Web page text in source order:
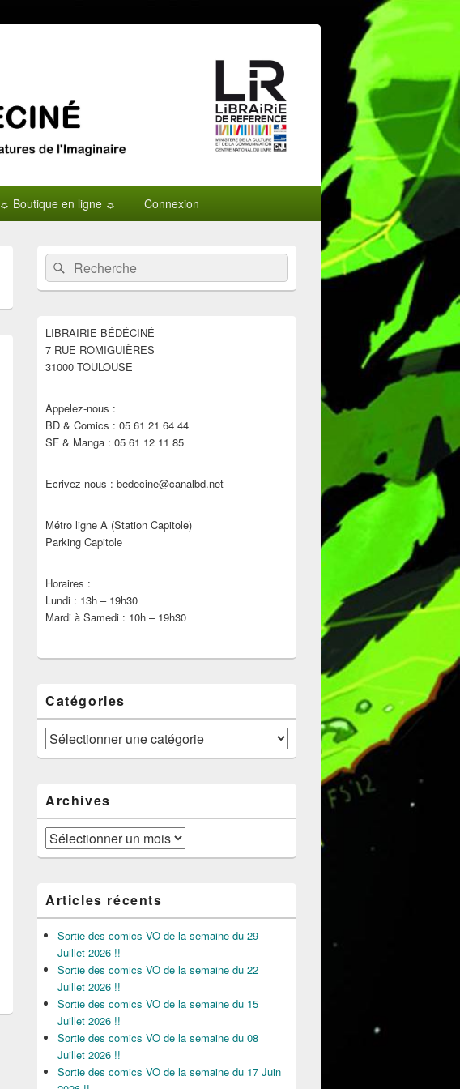
☼ Boutique en ligne ☼ Connexion
Zone
principale
de
widget
barre
latérale
Recherche :Rechercher
LIBRAIRIE BÉDÉCINÉ
7 RUE ROMIGUIÈRES
31000 TOULOUSE
Appelez-nous :
BD & Comics : 05 61 21 64 44
SF & Manga : 05 61 12 11 85
Ecrivez-nous : bedecine@canalbd.net
Métro ligne A (Station Capitole)
Parking Capitole
Horaires :
Lundi : 13h – 19h30
Mardi à Samedi : 10h – 19h30
Catégories
Catégories
Archives
Archives
Articles récents
Sortie des comics VO de la semaine du 29
Juillet 2026 !!
Sortie des comics VO de la semaine du 22
Juillet 2026 !!
Sortie des comics VO de la semaine du 15
Juillet 2026 !!
Sortie des comics VO de la semaine du 08
Juillet 2026 !!
Sortie des comics VO de la semaine du 17 Juin